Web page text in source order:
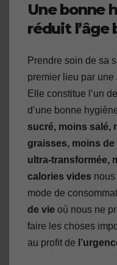
Une bonne
réduit l’âge
Prendre soin de sa
premier lieu par une
Elle constitue l’un
d’une bonne
sucré, moins salé,
graisses, moins
ultra-transformée,
calories vides
mode de
de vie où nous ne
faire les choses
au profit de